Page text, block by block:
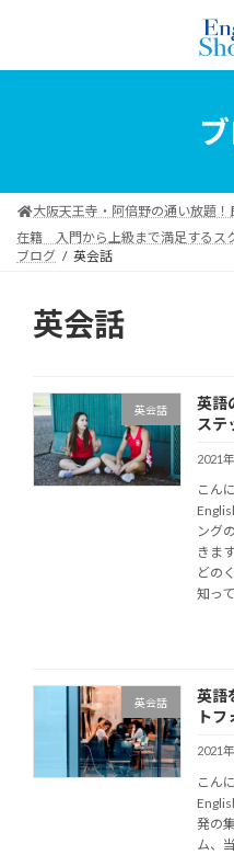
ン
ー
大阪天王寺・阿倍野の通い放題
在籍 入門から上級まで満足するス
ブログ
英会話
英会話
英会話
英語
ステ
2021
こん
ング
きま
どの
知っ
英会話
英語
トフ
2021
こん
発の
ム、